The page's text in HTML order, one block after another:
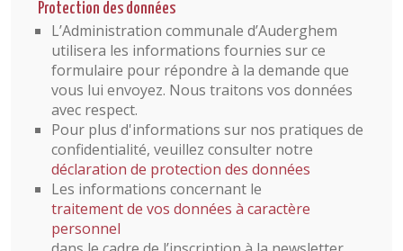
Protection des données
L’Administration communale d’Auderghem
utilisera les informations fournies sur ce
formulaire pour répondre à la demande que
vous lui envoyez. Nous traitons vos données
avec respect.
Pour plus d'informations sur nos pratiques de
confidentialité, veuillez consulter notre
déclaration de protection des données
Les informations concernant le
traitement de vos données à caractère
personnel